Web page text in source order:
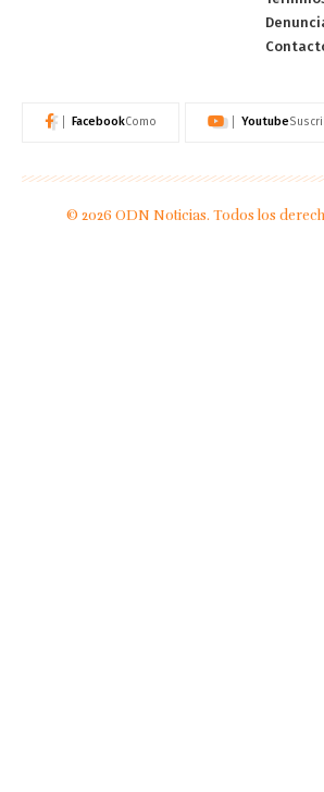
FacebookComo Youtube
© 2026 ODN Noticias. Todos los